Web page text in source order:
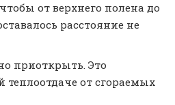
от верхнего полена до
расстояние не
приоткрыть. Это
теплоотдаче от сгораемых